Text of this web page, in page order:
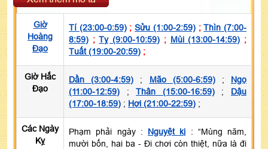
Giờ
Hoàng
Đạo
Tí (23:00-0:59);Sửu (1:00-2:59);Thìn (7:00-
8:59) ;Tỵ (9:00-10:59) ; Mùi (13:00-14:59) ;
Tuất (19:00-20:59) ;
Giờ Hắc
Đạo
Dần (3:00-4:59) ; Mão (5:00-6:59); Ngọ
(11:00-12:59) ;Thân (15:00-16:59); Dậu
(17:00-18:59) ; Hợi (21:00-22:59) ;
Các Ngày
Kỵ
Phạm phải ngày : Nguyệt kị : “Mùng năm,
mười bốn, hai ba - Đi chơi còn thiệt, nữa là đi